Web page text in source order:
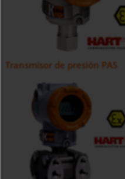
Transmisor de presión PAS